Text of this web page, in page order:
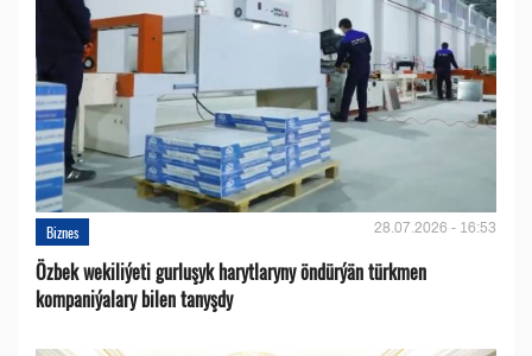
Biznes 28.07.2026 - 16:53
Özbek wekiliýeti gurluşyk harytlaryny öndürýän türkmen
kompaniýalary bilen tanyşdy